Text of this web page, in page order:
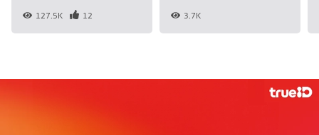
127.5K 12 3.7K